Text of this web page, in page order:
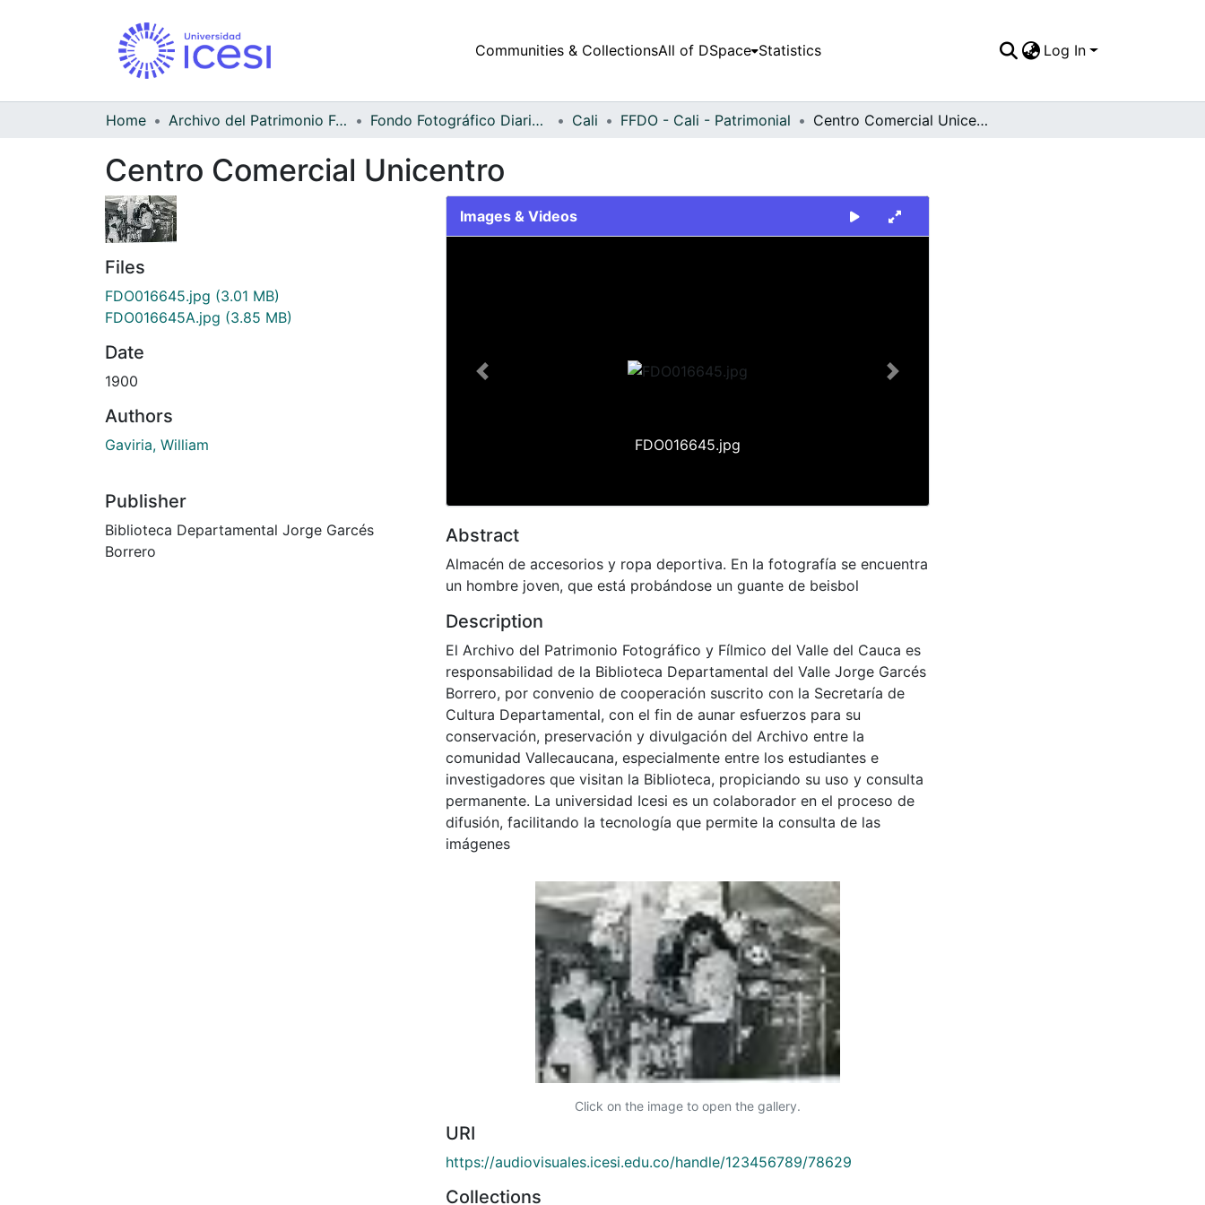
Communities & CollectionsAll of DSpace Statistics Log In
Home Archivo del Patrimonio Fotográfico y Fílmico del Valle del Cauca Fondo Fotográfico Diario Occidente Cali FFDO - Cali - Patrimonial Centro Comercial Unicentro
Centro Comercial Unicentro
Files
FDO016645.jpg (3.01 MB)
FDO016645A.jpg (3.85 MB)
Date
1900
Authors
Gaviria, William
Publisher
Biblioteca Departamental Jorge Garcés
Borrero
Images & Videos
FDO016645.jpg
Previous Next
Abstract
Almacén de accesorios y ropa deportiva. En la fotografía se encuentra
un hombre joven, que está probándose un guante de beisbol
Description
El Archivo del Patrimonio Fotográfico y Fílmico del Valle del Cauca es
responsabilidad de la Biblioteca Departamental del Valle Jorge Garcés
Borrero, por convenio de cooperación suscrito con la Secretaría de
Cultura Departamental, con el fin de aunar esfuerzos para su
conservación, preservación y divulgación del Archivo entre la
comunidad Vallecaucana, especialmente entre los estudiantes e
investigadores que visitan la Biblioteca, propiciando su uso y consulta
permanente. La universidad Icesi es un colaborador en el proceso de
difusión, facilitando la tecnología que permite la consulta de las
imágenes
Click on the image to open the gallery.
URI
https://audiovisuales.icesi.edu.co/handle/123456789/78629
Collections